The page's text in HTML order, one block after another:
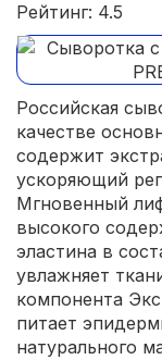
Рейтинг: 4.5
Российская
качестве
содержит
ускоряющий
Мгновенный
высокого
эластина в
увлажняет
компонента
питает
натурального